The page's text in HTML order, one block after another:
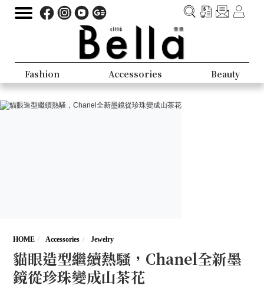
Fashion Accessories Beauty
HOME Accessories Jewelry
貓眼造型繼續熱騷，Chanel全新墨
鏡從珍珠變成山茶花